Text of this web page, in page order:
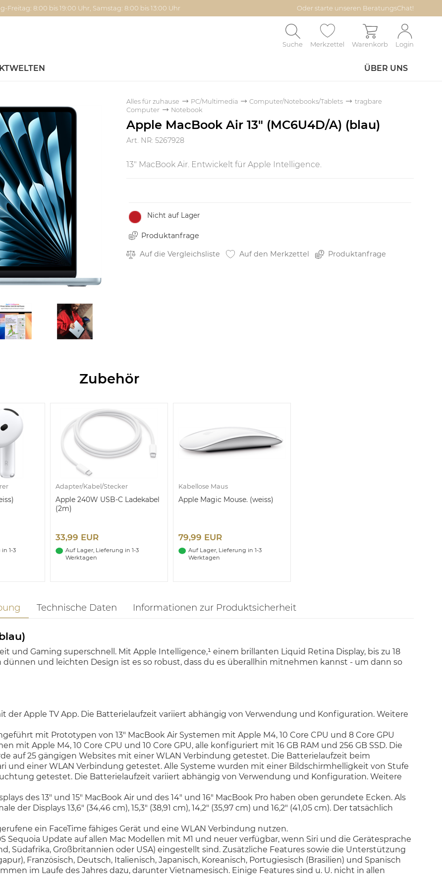
Freitag: 8:00 bis 19:00 Uhr, Samstag: 8:00 bis 13:00 Uhr Oder starte unseren BeratungsChat!
Suche Merkzettel Warenkorb Login
ÜBER UNS
Alles für zuhause PC/Multimedia Computer/Notebooks/Tablets
tragbare
Computer
Notebook
Apple MacBook Air 13" (MC6U4D/A) (blau)
Art. NR: 5267928
13" MacBook Air. Entwickelt für Apple Intelligence.
Nicht auf Lager
Produktanfrage
Auf die Vergleichsliste Auf den Merkzettel Produktanfrage
Zubehör
1-3
Adapter/Kabel/Stecker
Apple 240W USB-C Ladekabel
(2m)
33,99 EUR
Auf Lager, Lieferung in 1-3
Werktagen
Kabellose Maus
Apple Magic Mouse. (weiss)
79,99 EUR
Auf Lager, Lieferung in 1-3
Werktagen
Technische Daten Informationen zur Produktsicherheit
und Gaming superschnell. Mit Apple Intelligence,¹ einem brillanten Liquid Retina Display, bis zu 18
und leichten Design ist es so robust, dass du es überallhin mitnehmen kannst - um dann so
der Apple TV App. Die Batterielaufzeit variiert abhängig von Verwendung und Konfiguration. Weitere
mit Prototypen von 13" MacBook Air Systemen mit Apple M4, 10 Core CPU und 8 Core GPU
mit Apple M4, 10 Core CPU und 10 Core GPU, alle konfiguriert mit 16 GB RAM und 256 GB SSD. Die
auf 25 gängigen Websites mit einer WLAN Verbindung getestet. Die Batterielaufzeit beim
und einer WLAN Verbindung getestet. Alle Systeme wurden mit einer Bildschirmhelligkeit von Stufe
getestet. Die Batterielaufzeit variiert abhängig von Verwendung und Konfiguration. Weitere
des 13" und 15" MacBook Air und des 14" und 16" MacBook Pro haben oben gerundete Ecken. Als
Displays 13,6" (34,46 cm), 15,3" (38,91 cm), 14,2" (35,97 cm) und 16,2" (41,05 cm). Der tatsächlich
ein FaceTime fähiges Gerät und eine WLAN Verbindung nutzen.
Sequoia Update auf allen Mac Modellen mit M1 und neuer verfügbar, wenn Siri und die Gerätesprache
Südafrika, Großbritannien oder USA) eingestellt sind. Zusätzliche Features sowie die Unterstützung
Französisch, Deutsch, Italienisch, Japanisch, Koreanisch, Portugiesisch (Brasilien) und Spanisch
im Laufe des Jahres dazu, darunter Vietnamesisch. Einige Features sind u. U. nicht in allen